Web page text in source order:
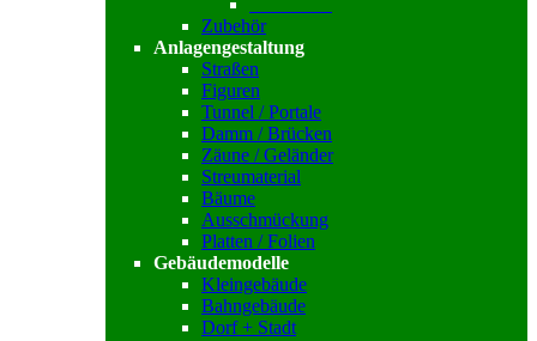
Zubehör
Anlagengestaltung
Straßen
Figuren
Tunnel / Portale
Damm / Brücken
Zäune / Geländer
Streumaterial
Bäume
Ausschmückung
Platten / Folien
Gebäudemodelle
Kleingebäude
Bahngebäude
Dorf + Stadt